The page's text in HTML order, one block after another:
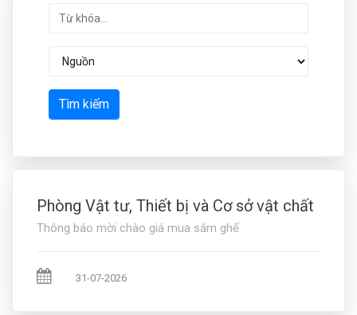
Tìm kiếm
Phòng Vật tư, Thiết bị và Cơ sở vật chất
Thông báo mời chào giá mua sắm ghế
31-07-2026